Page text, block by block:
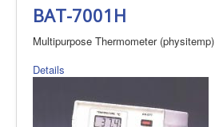
BAT-7001H
Multipurpose Thermometer (physitemp)
Details